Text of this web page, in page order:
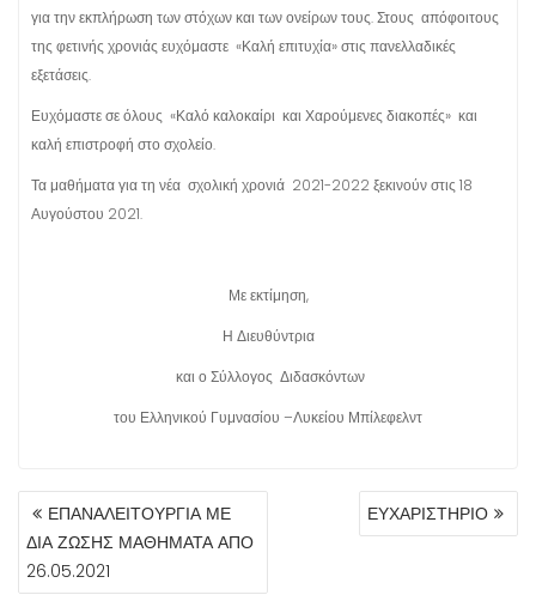
για την εκπλήρωση των στόχων και των ονείρων τους. Στους απόφοιτους
της φετινής χρονιάς ευχόμαστε «Καλή επιτυχία» στις πανελλαδικές
εξετάσεις.
Ευχόμαστε σε όλους «Καλό καλοκαίρι και Χαρούμενες διακοπές» και
καλή επιστροφή στο σχολείο.
Τα μαθήματα για τη νέα σχολική χρονιά 2021-2022 ξεκινούν στις 18
Αυγούστου 2021.
Με εκτίμηση,
Η Διευθύντρια
και ο Σύλλογος Διδασκόντων
του Ελληνικού Γυμνασίου –Λυκείου Μπίλεφελντ
ΠΛΟΉΓΗΣΗ
ΆΡΘΡΩΝ
ΕΠΑΝΑΛΕΙΤΟΥΡΓΙΑ ΜΕ
ΔΙΑ ΖΩΣΗΣ ΜΑΘΗΜΑΤΑ ΑΠΟ
26.05.2021
ΕΥΧΑΡΙΣΤΗΡΙΟ